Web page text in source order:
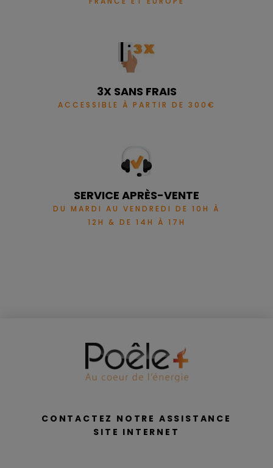
3X SANS FRAIS
ACCESSIBLE À PARTIR DE 300€
SERVICE APRÈS-VENTE
DU MARDI AU VENDREDI DE 10H À
12H & DE 14H À 17H
CONTACTEZ NOTRE ASSISTANCE
SITE INTERNET